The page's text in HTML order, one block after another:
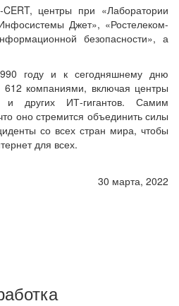
центры при «Лаборатории
Джет», «Ростелеком-
безопасности», а
году и к сегодняшнему дню
612 компаниями, включая центры
других ИТ-гигантов. Самим
оно стремится объединить силы
со всех стран мира, чтобы
для всех.
30 марта, 2022